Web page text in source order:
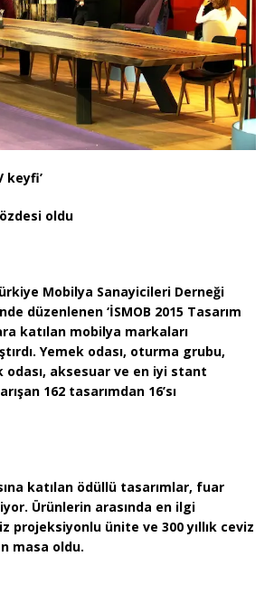
keyfi’
oldu
Mobilya Sanayicileri Derneği
düzenlenen ‘İSMOB 2015 Tasarım
katılan mobilya markaları
Yemek odası, oturma grubu,
odası, aksesuar ve en iyi stant
162 tasarımdan 16’sı
katılan ödüllü tasarımlar, fuar
Ürünlerin arasında en ilgi
projeksiyonlu ünite ve 300 yıllık ceviz
masa oldu.